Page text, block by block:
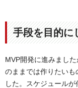
手段を目的に
MVP開発に進みまし
のままでは作りたいも
した。スケジュール